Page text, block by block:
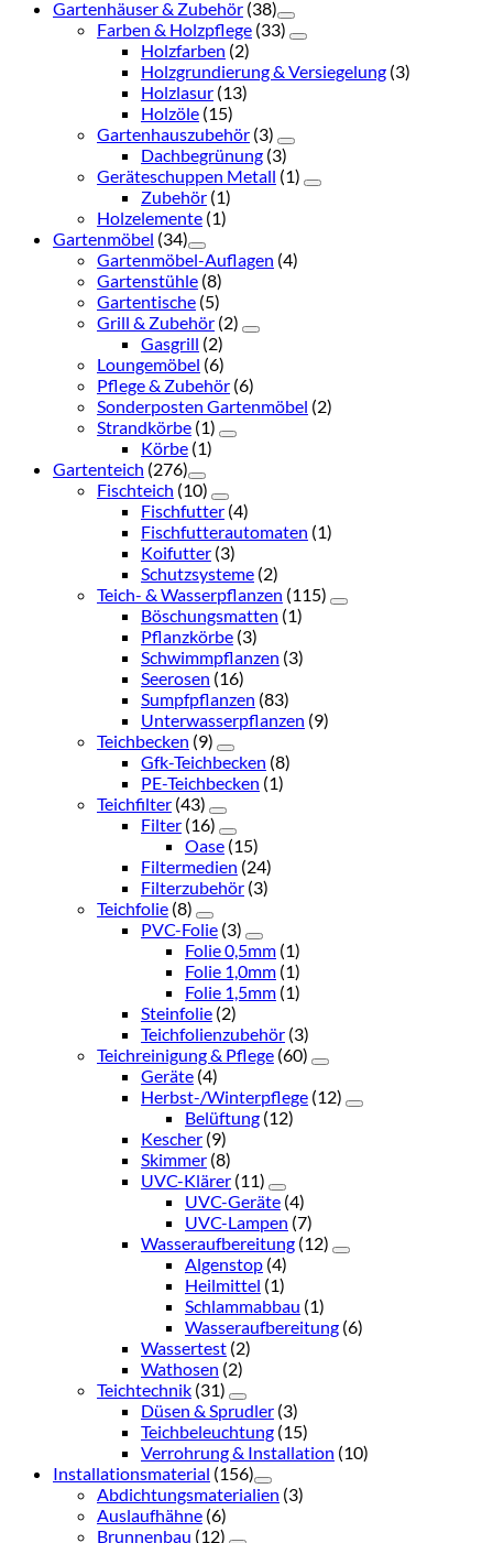
Gartenhäuser & Zubehör (38)
Farben & Holzpflege (33)
Holzfarben (2)
Holzgrundierung & Versiegelung (3)
Holzlasur (13)
Holzöle (15)
Gartenhauszubehör (3)
Dachbegrünung (3)
Geräteschuppen Metall (1)
Zubehör (1)
Holzelemente (1)
Gartenmöbel (34)
Gartenmöbel-Auflagen (4)
Gartenstühle (8)
Gartentische (5)
Grill & Zubehör (2)
Gasgrill (2)
Loungemöbel (6)
Pflege & Zubehör (6)
Sonderposten Gartenmöbel (2)
Strandkörbe (1)
Körbe (1)
Gartenteich (276)
Fischteich (10)
Fischfutter (4)
Fischfutterautomaten (1)
Koifutter (3)
Schutzsysteme (2)
Teich- & Wasserpflanzen (115)
Böschungsmatten (1)
Pflanzkörbe (3)
Schwimmpflanzen (3)
Seerosen (16)
Sumpfpflanzen (83)
Unterwasserpflanzen (9)
Teichbecken (9)
Gfk-Teichbecken (8)
PE-Teichbecken (1)
Teichfilter (43)
Filter (16)
Oase (15)
Filtermedien (24)
Filterzubehör (3)
Teichfolie (8)
PVC-Folie (3)
Folie 0,5mm (1)
Folie 1,0mm (1)
Folie 1,5mm (1)
Steinfolie (2)
Teichfolienzubehör (3)
Teichreinigung & Pflege (60)
Geräte (4)
Herbst-/Winterpflege (12)
Belüftung (12)
Kescher (9)
Skimmer (8)
UVC-Klärer (11)
UVC-Geräte (4)
UVC-Lampen (7)
Wasseraufbereitung (12)
Algenstop (4)
Heilmittel (1)
Schlammabbau (1)
Wasseraufbereitung (6)
Wassertest (2)
Wathosen (2)
Teichtechnik (31)
Düsen & Sprudler (3)
Teichbeleuchtung (15)
Verrohrung & Installation (10)
Installationsmaterial (156)
Abdichtungsmaterialien (3)
Auslaufhähne (6)
Brunnenbau (12)